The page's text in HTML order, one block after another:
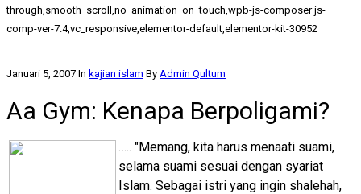
through,smooth_scroll,no_animation_on_touch,wpb-js-composer js-
comp-ver-7.4,vc_responsive,elementor-default,elementor-kit-30952
Januari 5, 2007 In kajian islam By Admin Qultum
Aa Gym: Kenapa Berpoligami?
….. "Memang, kita harus menaati suami,
selama suami sesuai dengan syariat
Islam. Sebagai istri yang ingin shalehah,